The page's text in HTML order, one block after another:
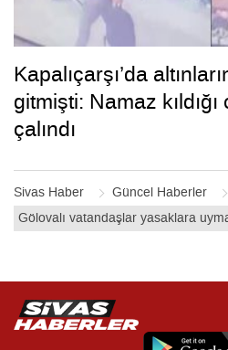
Sivas Haber
Güncel Haberler
Gölovalı vatandaşlar yasaklara
Kapalıçarşı’da
gitmişti: Namaz
çalındı